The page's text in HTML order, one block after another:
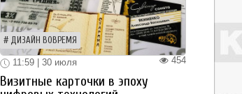
ДИЗАЙН ВОВРЕМЯ
454
11:59 | 30 июля
Визитные карточки в эпоху